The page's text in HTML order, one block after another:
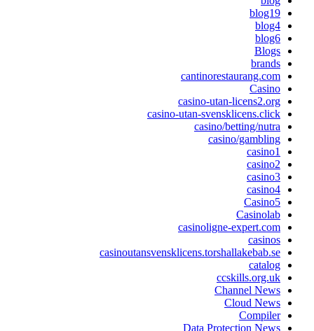
blog19
blog4
blog6
Blogs
brands
cantinorestaurang.com
Casino
casino-utan-licens2.org
casino-utan-svensklicens.click
casino/betting/nutra
casino/gambling
casino1
casino2
casino3
casino4
Casino5
Casinolab
casinoligne-expert.com
casinos
casinoutansvensklicens.torshallakebab.se
catalog
ccskills.org.uk
Channel News
Cloud News
Compiler
Data Protection News